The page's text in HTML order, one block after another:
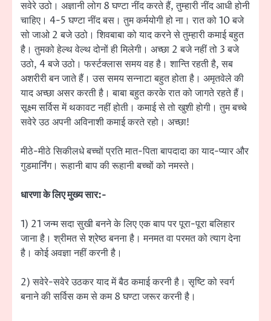
सवेरे उठो। अज्ञानी लोग 8 घण्टा नींद करते हैं, तुम्हारी नींद आधी होनी
चाहिए। 4-5 घण्टा नींद बस। तुम कर्मयोगी हो ना। रात को 10 बजे
सो जाओ 2 बजे उठो। शिवबाबा को याद करने से तुम्हारी कमाई बहुत
है। तुमको हेल्थ वेल्थ दोनों ही मिलेगी। अच्छा 2 बजे नहीं तो 3 बजे
उठो, 4 बजे उठो। फर्स्टक्लास समय वह है। शान्ति रहती है, सब
अशरीरी बन जाते हैं। उस समय सन्नाटा बहुत होता है। अमृतवेले की
याद अच्छा असर करती है। बाबा बहुत करके रात को जागते रहते हैं।
सूक्ष्म सर्विस में थकावट नहीं होती। कमाई से तो खुशी होगी। तुम बच्चे
सवेरे उठ अपनी अविनाशी कमाई करते रहो। अच्छा!
मीठे-मीठे सिकीलधे बच्चों प्रति मात-पिता बापदादा का याद-प्यार और
गुडमार्निंग। रूहानी बाप की रूहानी बच्चों को नमस्ते।
धारणा के लिए मुख्य सार:-
1) 21 जन्म सदा सुखी बनने के लिए एक बाप पर पूरा-पूरा बलिहार
जाना है। श्रीमत से श्रेष्ठ बनना है। मनमत वा परमत को त्याग देना
है। कोई अवज्ञा नहीं करनी है।
2) सवेरे-सवेरे उठकर याद में बैठ कमाई करनी है। सृष्टि को स्वर्ग
बनाने की सर्विस कम से कम 8 घण्टा जरूर करनी है।